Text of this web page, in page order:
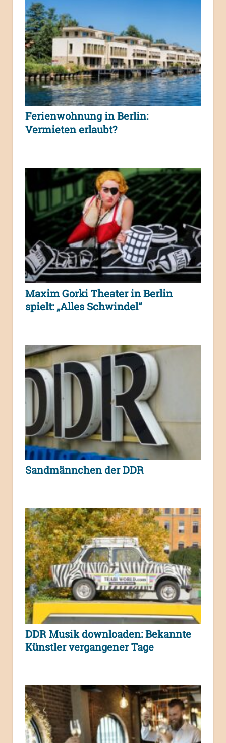
Ferienwohnung in Berlin:
Vermieten erlaubt?
Maxim Gorki Theater in Berlin
spielt: „Alles Schwindel“
Sandmännchen der DDR
DDR Musik downloaden: Bekannte
Künstler vergangener Tage